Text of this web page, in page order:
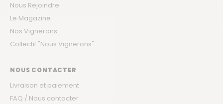
Nous Rejoindre
Le Magazine
Nos Vignerons
Collectif "Nous Vignerons"
NOUS CONTACTER
Livraison et paiement
FAQ / Nous contacter